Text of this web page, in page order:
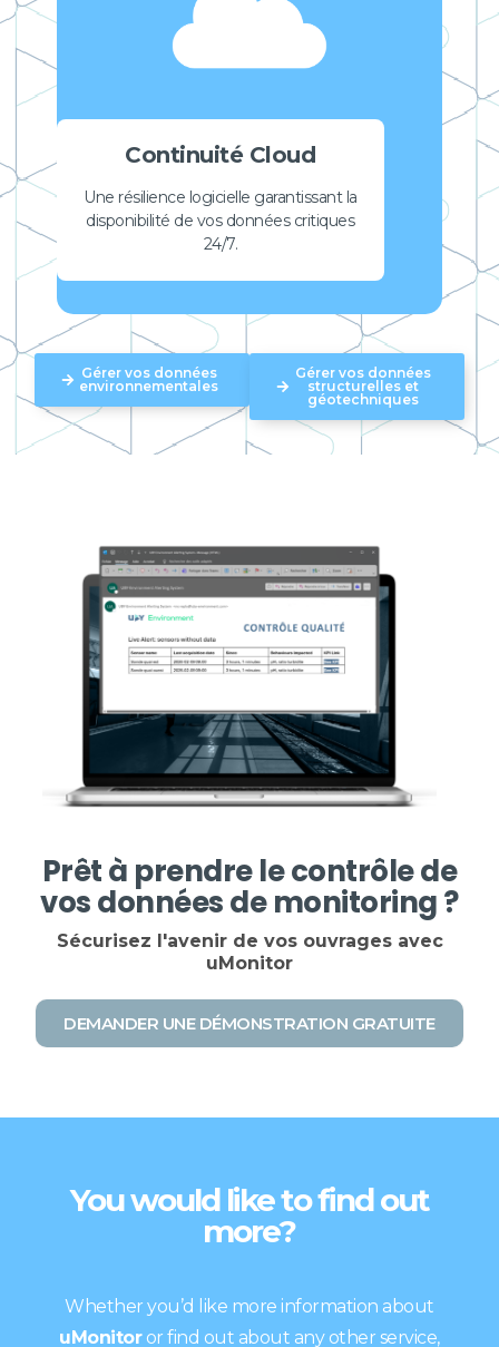
Continuité Cloud
Une résilience logicielle garantissant la
disponibilité de vos données critiques
24/7.
Gérer vos données
environnementales
Gérer vos données
structurelles et
géotechniques
Prêt à prendre le contrôle de
vos données de monitoring ?
Sécurisez l'avenir de vos ouvrages avec
uMonitor
DEMANDER UNE DÉMONSTRATION GRATUITE
You would like to find out
more?
Whether you’d like more information about
uMonitoror find out about any other service,